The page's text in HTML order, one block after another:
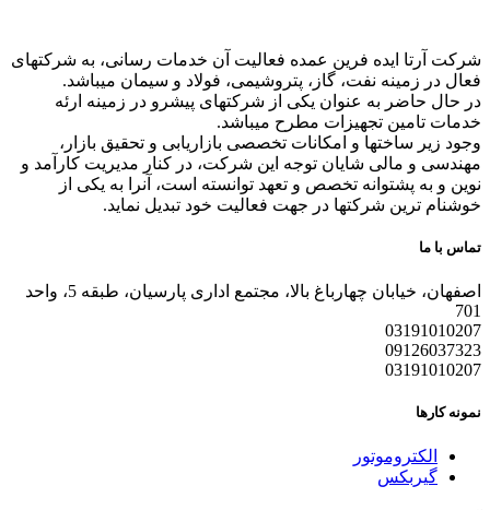
شرکت آرتا ایده فرین عمده فعالیت آن خدمات رسانی، به شرکتهای
فعال در زمینه نفت، گاز، پتروشیمی، فولاد و سیمان میباشد.
در حال حاضر به عنوان یکی از شرکتهای پیشرو در زمینه ارئه
خدمات تامین تجهیزات مطرح میباشد.
وجود زیر ساختها و امکانات تخصصی بازاریابی و تحقیق بازار،
مهندسی و مالی شایان توجه این شرکت، در کنار مدیریت کارآمد و
نوین و به پشتوانه تخصص و تعهد توانسته است، آنرا به یکی از
خوشنام ترین شرکتها در جهت فعالیت خود تبدیل نماید.
تماس با ما
اصفهان، خیابان چهارباغ بالا، مجتمع اداری پارسیان، طبقه 5، واحد
701
03191010207
09126037323
03191010207
نمونه کارها
الکتروموتور
گیربکس